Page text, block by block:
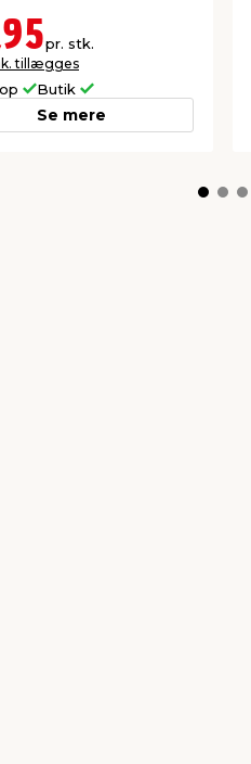
pr. stk.
tillægges
Butik
Se mere